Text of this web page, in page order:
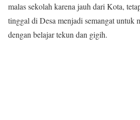
malas sekolah karena jauh dari Kota,
tinggal di Desa menjadi semangat untuk
dengan belajar tekun dan gigih.